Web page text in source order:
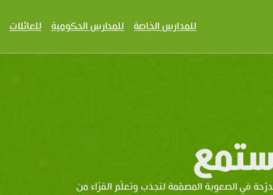
للمدارس الخاصة للمدارس الحكومية للعائلات
في الصعوبة المصمّمة لتجذب وتعلّم القرّاء من